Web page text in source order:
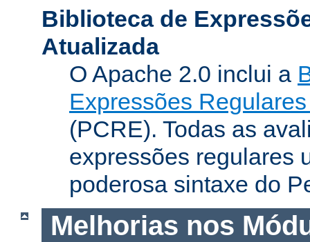
Biblioteca de
Atualizada
O Apache 2.0 inclui a
Expressões
(PCRE). Todas as
expressões regulares
poderosa sintaxe do
Melhorias nos